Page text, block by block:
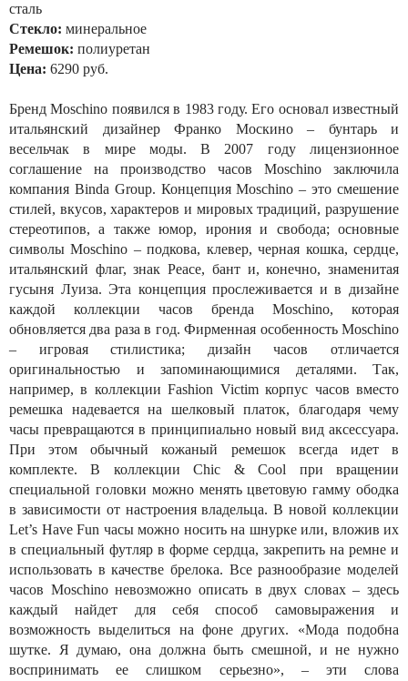
сталь
Стекло: минеральное
Ремешок: полиуретан
Цена: 6290 руб.
Бренд Moschino появился в 1983 году. Его основал известный
итальянский дизайнер Франко Москино – бунтарь и
весельчак в мире моды. В 2007 году лицензионное
соглашение на производство часов Moschino заключила
компания Binda Group. Концепция Moschino – это смешение
стилей, вкусов, характеров и мировых традиций, разрушение
стереотипов, а также юмор, ирония и свобода; основные
символы Moschino – подкова, клевер, черная кошка, сердце,
итальянский флаг, знак Peace, бант и, конечно, знаменитая
гусыня Луиза. Эта концепция прослеживается и в дизайне
каждой коллекции часов бренда Moschino, которая
обновляется два раза в год. Фирменная особенность Moschino
– игровая стилистика; дизайн часов отличается
оригинальностью и запоминающимися деталями. Так,
например, в коллекции Fashion Victim корпус часов вместо
ремешка надевается на шелковый платок, благодаря чему
часы превращаются в принципиально новый вид аксессуара.
При этом обычный кожаный ремешок всегда идет в
комплекте. В коллекции Chic & Cool при вращении
специальной головки можно менять цветовую гамму ободка
в зависимости от настроения владельца. В новой коллекции
Let’s Have Fun часы можно носить на шнурке или, вложив их
в специальный футляр в форме сердца, закрепить на ремне и
использовать в качестве брелока. Все разнообразие моделей
часов Moschino невозможно описать в двух словах – здесь
каждый найдет для себя способ самовыражения и
возможность выделиться на фоне других. «Мода подобна
шутке. Я думаю, она должна быть смешной, и не нужно
воспринимать ее слишком серьезно», – эти слова